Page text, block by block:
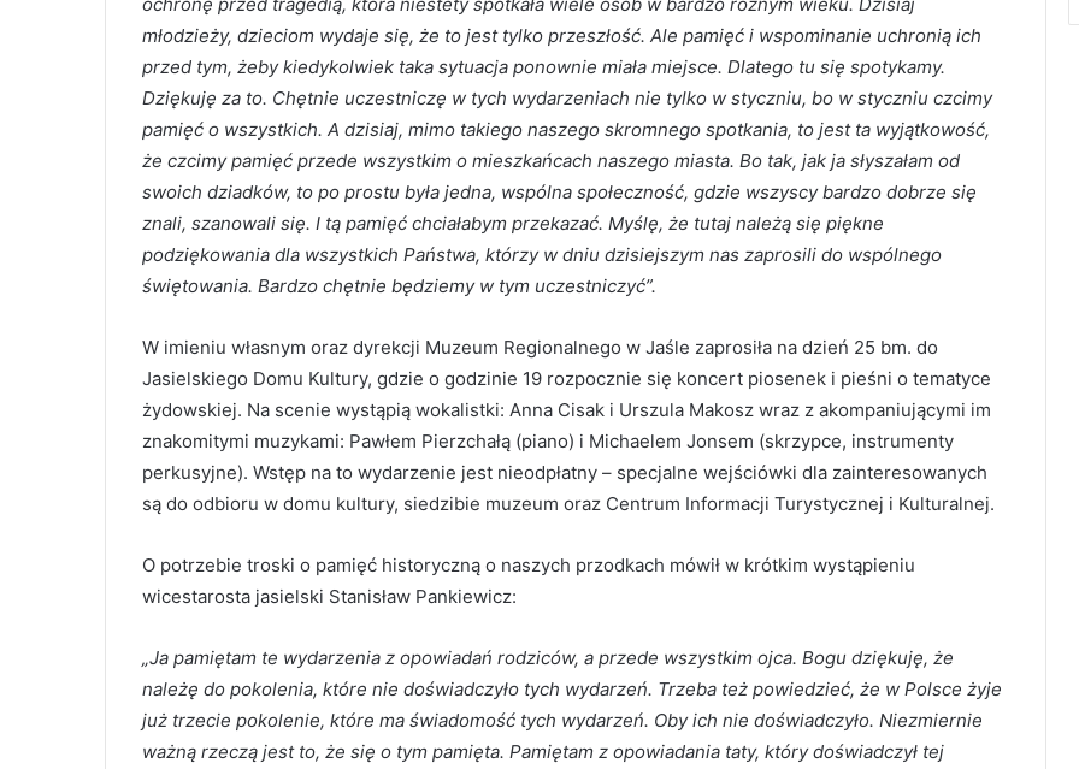
młodzieży, dzieciom wydaje się, że to jest tylko przeszłość. Ale pamięć i wspominanie uchronią ich
przed tym, żeby kiedykolwiek taka sytuacja ponownie miała miejsce. Dlatego tu się spotykamy.
Dziękuję za to. Chętnie uczestniczę w tych wydarzeniach nie tylko w styczniu, bo w styczniu czcimy
pamięć o wszystkich. A dzisiaj, mimo takiego naszego skromnego spotkania, to jest ta wyjątkowość,
że czcimy pamięć przede wszystkim o mieszkańcach naszego miasta. Bo tak, jak ja słyszałam od
swoich dziadków, to po prostu była jedna, wspólna społeczność, gdzie wszyscy bardzo dobrze się
znali, szanowali się. I tą pamięć chciałabym przekazać. Myślę, że tutaj należą się piękne
podziękowania dla wszystkich Państwa, którzy w dniu dzisiejszym nas zaprosili do wspólnego
świętowania. Bardzo chętnie będziemy w tym uczestniczyć”.
W imieniu własnym oraz dyrekcji Muzeum Regionalnego w Jaśle zaprosiła na dzień 25 bm. do
Jasielskiego Domu Kultury, gdzie o godzinie 19 rozpocznie się koncert piosenek i pieśni o tematyce
żydowskiej. Na scenie wystąpią wokalistki: Anna Cisak i Urszula Makosz wraz z akompaniującymi im
znakomitymi muzykami: Pawłem Pierzchałą (piano) i Michaelem Jonsem (skrzypce, instrumenty
perkusyjne). Wstęp na to wydarzenie jest nieodpłatny – specjalne wejściówki dla zainteresowanych
są do odbioru w domu kultury, siedzibie muzeum oraz Centrum Informacji Turystycznej i Kulturalnej.
O potrzebie troski o pamięć historyczną o naszych przodkach mówił w krótkim wystąpieniu
wicestarosta jasielski Stanisław Pankiewicz:
„Ja pamiętam te wydarzenia z opowiadań rodziców, a przede wszystkim ojca. Bogu dziękuję, że
należę do pokolenia, które nie doświadczyło tych wydarzeń. Trzeba też powiedzieć, że w Polsce żyje
już trzecie pokolenie, które ma świadomość tych wydarzeń. Oby ich nie doświadczyło. Niezmiernie
ważną rzeczą jest to, że się o tym pamięta. Pamiętam z opowiadania taty, który doświadczył tej